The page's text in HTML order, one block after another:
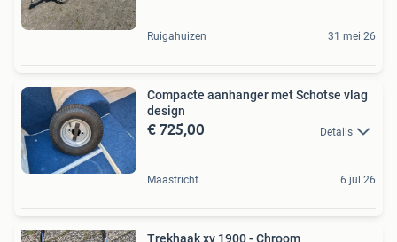
Ruigahuizen 31 mei 26
Compacte aanhanger met Schotse vlag
design
€ 725,00 Details
Maastricht 6 jul 26
Trekhaak xv 1900 - Chroom